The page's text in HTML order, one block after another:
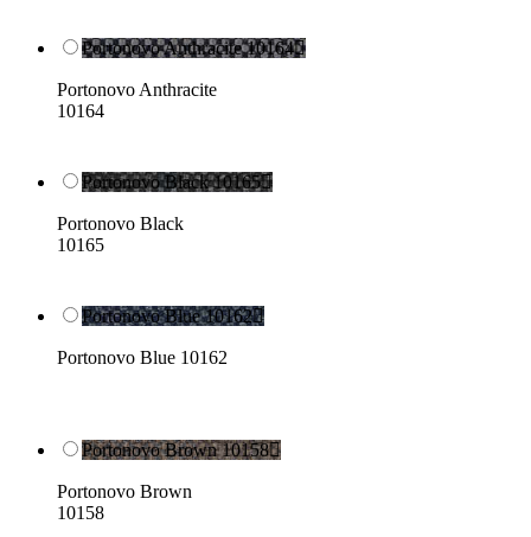
Portonovo Anthracite 10164
Portonovo Anthracite
10164
Portonovo Black 10165
Portonovo Black
10165
Portonovo Blue 10162
Portonovo Blue 10162
Portonovo Brown 10158
Portonovo Brown
10158